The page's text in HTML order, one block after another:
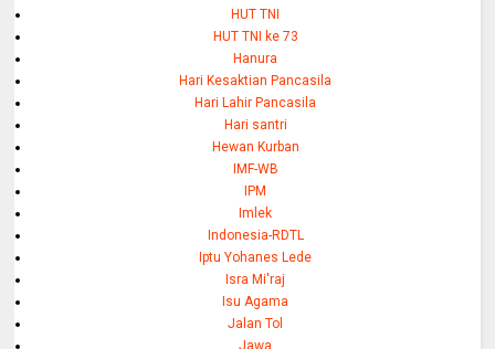
HUT TNI
HUT TNI ke 73
Hanura
Hari Kesaktian Pancasila
Hari Lahir Pancasila
Hari santri
Hewan Kurban
IMF-WB
IPM
Imlek
Indonesia-RDTL
Iptu Yohanes Lede
Isra Mi'raj
Isu Agama
Jalan Tol
Jawa